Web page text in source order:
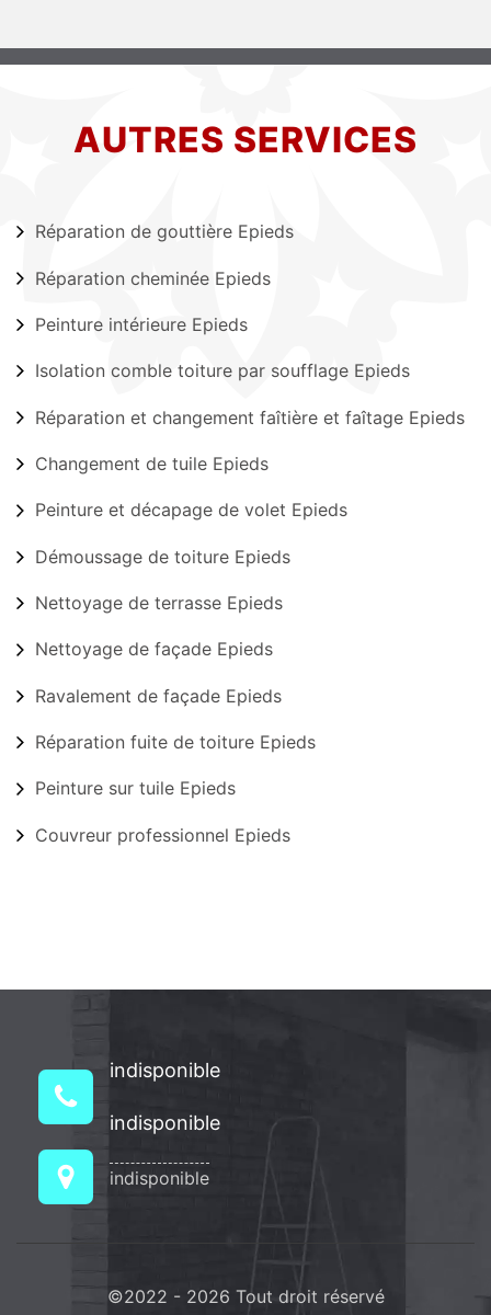
AUTRES SERVICES
Réparation de gouttière Epieds
Réparation cheminée Epieds
Peinture intérieure Epieds
Isolation comble toiture par soufflage Epieds
Réparation et changement faîtière et faîtage Epieds
Changement de tuile Epieds
Peinture et décapage de volet Epieds
Démoussage de toiture Epieds
Nettoyage de terrasse Epieds
Nettoyage de façade Epieds
Ravalement de façade Epieds
Réparation fuite de toiture Epieds
Peinture sur tuile Epieds
Couvreur professionnel Epieds
indisponible
indisponible
indisponible
©2022 - 2026 Tout droit réservé